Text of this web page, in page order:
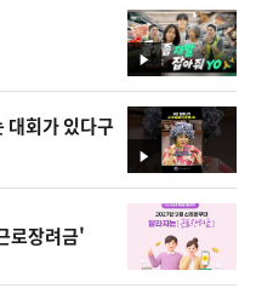
영
상
영
상
대회가 있다구
로장려금'